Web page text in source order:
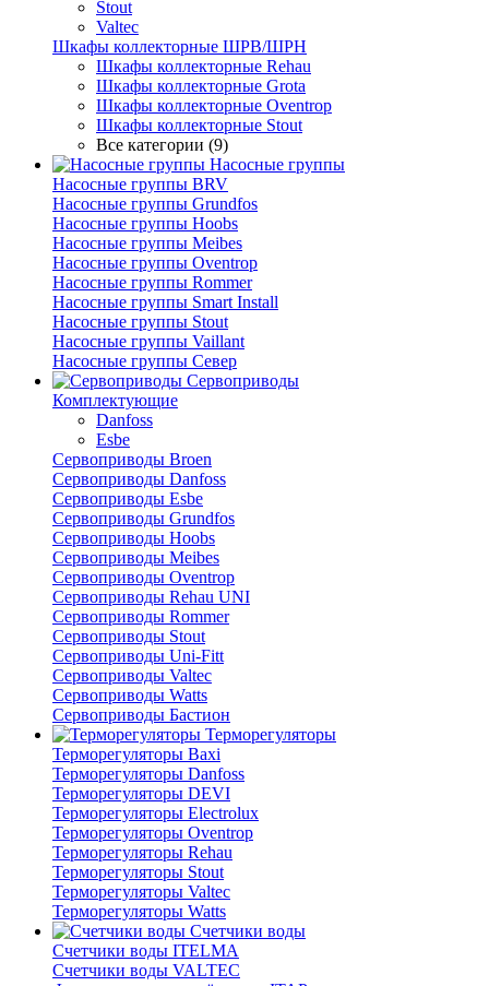
Stout
Valtec
Шкафы коллекторные ШРВ/ШРН
Шкафы коллекторные Rehau
Шкафы коллекторные Grota
Шкафы коллекторные Oventrop
Шкафы коллекторные Stout
Все категории (9)
Насосные группы
Насосные группы BRV
Насосные группы Grundfos
Насосные группы Hoobs
Насосные группы Meibes
Насосные группы Oventrop
Насосные группы Rommer
Насосные группы Smart Install
Насосные группы Stout
Насосные группы Vaillant
Насосные группы Север
Сервоприводы
Комплектующие
Danfoss
Esbe
Сервоприводы Broen
Сервоприводы Danfoss
Сервоприводы Esbe
Сервоприводы Grundfos
Сервоприводы Hoobs
Сервоприводы Meibes
Сервоприводы Oventrop
Сервоприводы Rehau UNI
Сервоприводы Rommer
Сервоприводы Stout
Сервоприводы Uni-Fitt
Сервоприводы Valtec
Сервоприводы Watts
Сервоприводы Бастион
Терморегуляторы
Терморегуляторы Baxi
Терморегуляторы Danfoss
Терморегуляторы DEVI
Терморегуляторы Electrolux
Терморегуляторы Oventrop
Терморегуляторы Rehau
Терморегуляторы Stout
Терморегуляторы Valtec
Терморегуляторы Watts
Счетчики воды
Счетчики воды ITELMA
Счетчики воды VALTEC